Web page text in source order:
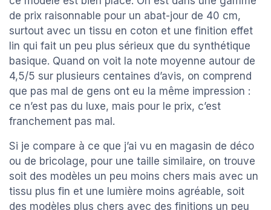
de prix raisonnable pour un abat-jour de 40 cm,
surtout avec un tissu en coton et une finition effet
lin qui fait un peu plus sérieux que du synthétique
basique. Quand on voit la note moyenne autour de
4,5/5 sur plusieurs centaines d’avis, on comprend
que pas mal de gens ont eu la même impression :
ce n’est pas du luxe, mais pour le prix, c’est
franchement pas mal.
Si je compare à ce que j’ai vu en magasin de déco
ou de bricolage, pour une taille similaire, on trouve
soit des modèles un peu moins chers mais avec un
tissu plus fin et une lumière moins agréable, soit
des modèles plus chers avec des finitions un peu